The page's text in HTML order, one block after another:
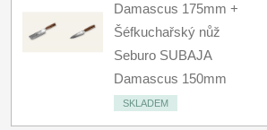
Damascus 175mm +
Šéfkuchařský nůž
Seburo SUBAJA
Damascus 150mm
SKLADEM